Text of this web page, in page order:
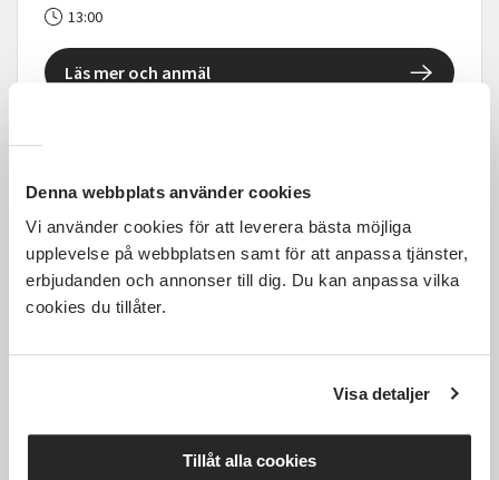
Denna webbplats använder cookies
Vi använder cookies för att leverera bästa möjliga
upplevelse på webbplatsen samt för att anpassa tjänster,
erbjudanden och annonser till dig. Du kan anpassa vilka
cookies du tillåter.
Visa detaljer
Tillåt alla cookies
13:00
Läs mer och anmäl
Kostnadsfri